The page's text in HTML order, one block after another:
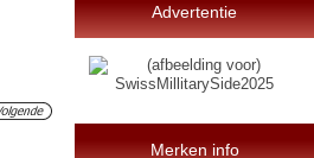
Advertentie
Merken info